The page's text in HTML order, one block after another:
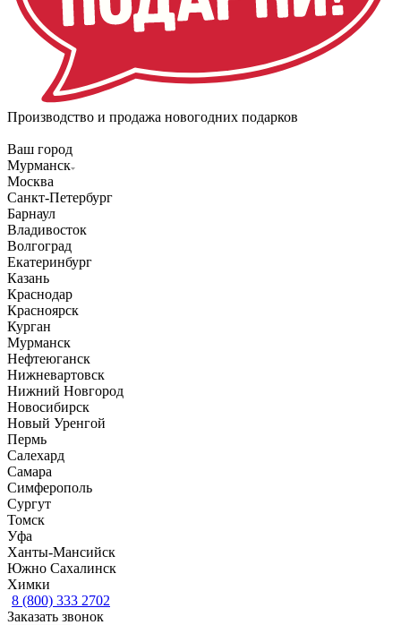
Производство и продажа новогодних подарков
Ваш город
Мурманск
Москва
Санкт-Петербург
Барнаул
Владивосток
Волгоград
Екатеринбург
Казань
Краснодар
Красноярск
Курган
Мурманск
Нефтеюганск
Нижневартовск
Нижний Новгород
Новосибирск
Новый Уренгой
Пермь
Салехард
Самара
Симферополь
Сургут
Томск
Уфа
Ханты-Мансийск
Южно Сахалинск
Химки
8 (800) 333 2702
Заказать звонок